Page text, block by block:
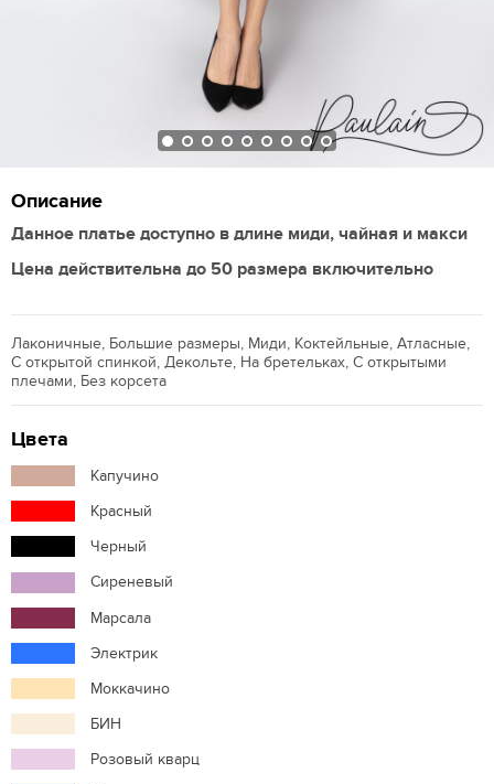
Описание
Данное платье доступно в длине миди, чайная и макси
Цена действительна до 50 размера включительно
Лаконичные, Большие размеры, Миди, Коктейльные, Атласные,
С открытой спинкой, Декольте, На бретельках, С открытыми
плечами, Без корсета
Цвета
Капучино
Красный
Черный
Сиреневый
Марсала
Электрик
Моккачино
БИН
Розовый кварц